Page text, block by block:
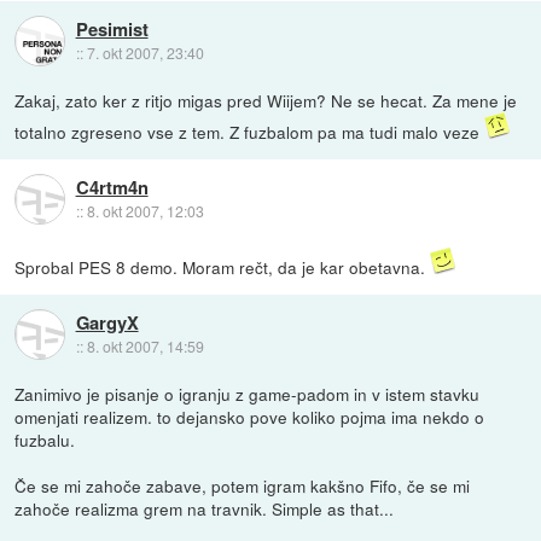
Pesimist
::7. okt 2007, 23:40
Zakaj, zato ker z ritjo migas pred Wiijem? Ne se hecat. Za mene je
totalno zgreseno vse z tem. Z fuzbalom pa ma tudi malo veze
C4rtm4n
::8. okt 2007, 12:03
Sprobal PES 8 demo. Moram rečt, da je kar obetavna.
GargyX
::8. okt 2007, 14:59
Zanimivo je pisanje o igranju z game-padom in v istem stavku
omenjati realizem. to dejansko pove koliko pojma ima nekdo o
fuzbalu.
Če se mi zahoče zabave, potem igram kakšno Fifo, če se mi
zahoče realizma grem na travnik. Simple as that...